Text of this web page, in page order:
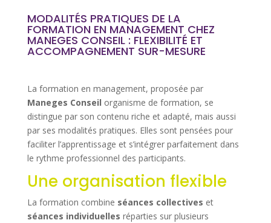
MODALITÉS PRATIQUES DE LA
FORMATION EN MANAGEMENT CHEZ
MANEGES CONSEIL : FLEXIBILITÉ ET
ACCOMPAGNEMENT SUR-MESURE
La formation en management, proposée par
Maneges Conseil organisme de formation, se
distingue par son contenu riche et adapté, mais aussi
par ses modalités pratiques. Elles sont pensées pour
faciliter l’apprentissage et s’intégrer parfaitement dans
le rythme professionnel des participants.
Une organisation flexible
La formation combine séances collectives et
séances individuelles réparties sur plusieurs